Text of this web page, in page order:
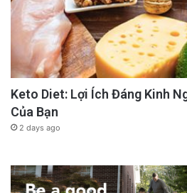
Keto Diet: Lợi Ích Đáng Kinh
Của Bạn
2 days ago